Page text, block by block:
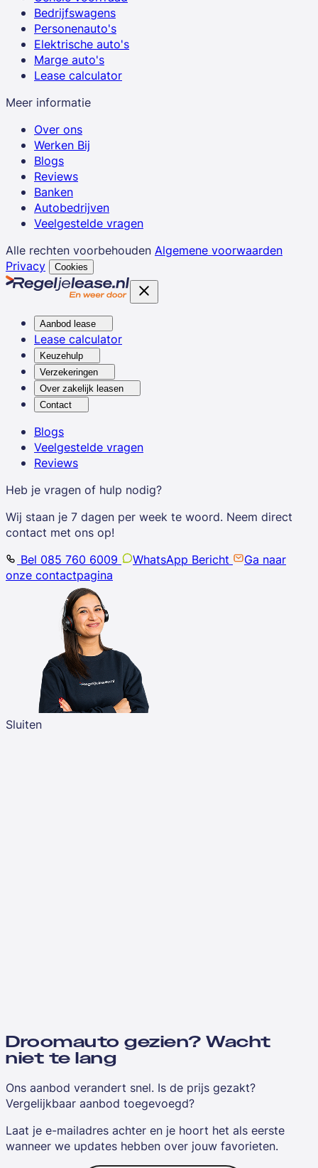
Bedrijfswagens
Personenauto's
Elektrische auto's
Marge auto's
Lease calculator
Meer informatie
Over ons
Werken Bij
Blogs
Reviews
Banken
Autobedrijven
Veelgestelde vragen
Alle rechten voorbehouden Algemene voorwaarden
Privacy
Cookies
Aanbod lease
Lease calculator
Keuzehulp
Verzekeringen
Over zakelijk leasen
Contact
Blogs
Veelgestelde vragen
Reviews
Heb je vragen of hulp nodig?
Wij staan je 7 dagen per week te woord. Neem direct
contact met ons op!
Bel 085 760 6009
WhatsApp Bericht
Ga naar
onze contactpagina
Sluiten
Droomauto gezien? Wacht
niet te lang
Ons aanbod verandert snel. Is de prijs gezakt?
Vergelijkbaar aanbod toegevoegd?
Laat je e-mailadres achter en je hoort het als eerste
wanneer we updates hebben over jouw favorieten.